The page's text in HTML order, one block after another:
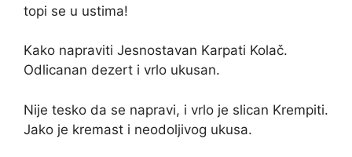
topi se u ustima!
Kako napraviti Jesnostavan Karpati Kolač.
Odlicanan dezert i vrlo ukusan.
Nije tesko da se napravi, i vrlo je slican Krempiti.
Jako je kremast i neodoljivog ukusa.